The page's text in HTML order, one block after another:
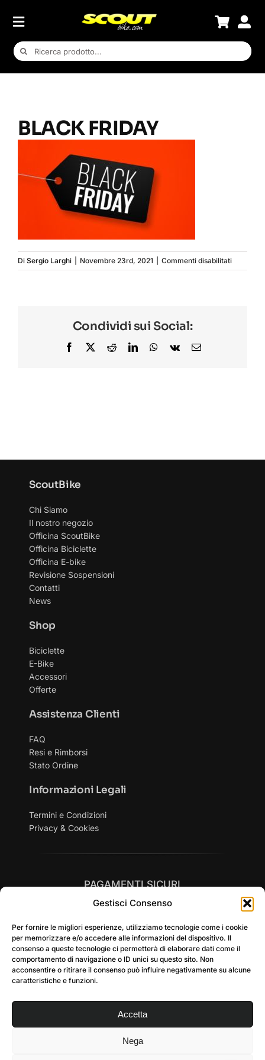
Gestisci Consenso
Per fornire le migliori esperienze, utilizziamo tecnologie come i cookie
per memorizzare e/o accedere alle informazioni del dispositivo. Il
consenso a queste tecnologie ci permetterà di elaborare dati come il
comportamento di navigazione o ID unici su questo sito. Non
acconsentire o ritirare il consenso può influire negativamente su alcune
caratteristiche e funzioni.
Accetta
Nega
contenuto
Cerca
BLACK FRIDAY
Di Sergio Larghi Novembre 23rd, 2021 Commenti disabilitatisu
BLACK
Condividi sui Social:
Facebook
X RedditLinkedInWhatsApp
Vk Email
ScoutBike
Chi Siamo
Il nostro negozio
Officina ScoutBike
Officina Biciclette
Officina E-bike
Revisione Sospensioni
Contatti
News
Shop
Biciclette
E-Bike
Accessori
Offerte
Assistenza Clienti
FAQ
Resi e Rimborsi
Stato Ordine
Informazioni Legali
Termini e Condizioni
Privacy & Cookies
PAGAMENTI SICURI
SPEDIZIONI RAPIDE in tutta Italia